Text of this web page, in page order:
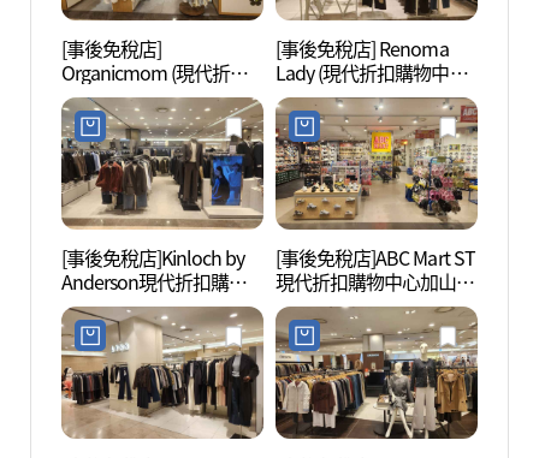
[事後免稅店]
Organicmom (現代折扣
購物中心加山店)(오가닉
맘 현대아울렛 가산점)
[事後免稅店] Renoma
Lady (現代折扣購物中心
加山店)(레노마레이디 현
대아울렛 가산점)
[事後免稅店]Kinloch by
Anderson現代折扣購物
中心加山店(킨록by앤더
슨 현대아울렛 가산점)
[事後免稅店]ABC Mart ST
現代折扣購物中心加山店
(ABC마트 ST 현대아울렛
가산점)